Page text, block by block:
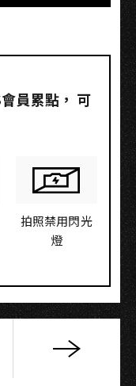
員累點，​ 可
拍照禁用閃光
燈